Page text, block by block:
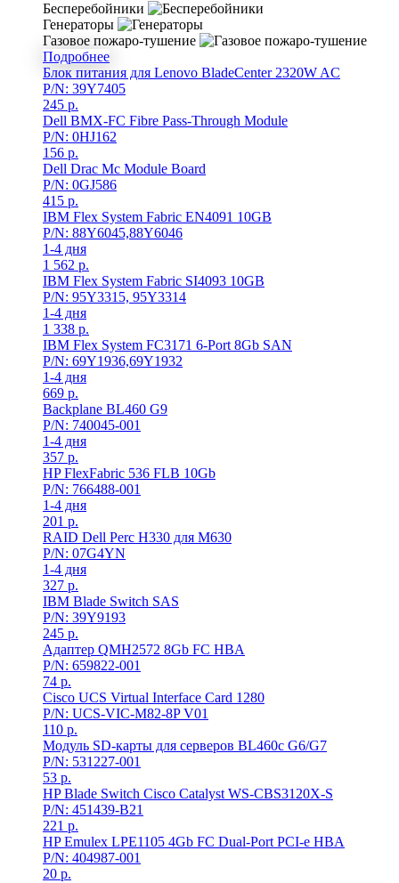
Бесперебойники
Генераторы
Газовое пожаро-тушение
Подробнее
Блок питания для Lenovo BladeCenter 2320W AC
P/N: 39Y7405
245 р.
Dell BMX-FC Fibre Pass-Through Module
P/N: 0HJ162
156 р.
Dell Drac Mc Module Board
P/N: 0GJ586
415 р.
IBM Flex System Fabric EN4091 10GB
P/N: 88Y6045,88Y6046
1-4 дня
1 562 р.
IBM Flex System Fabric SI4093 10GB
P/N: 95Y3315, 95Y3314
1-4 дня
1 338 р.
IBM Flex System FC3171 6-Port 8Gb SAN
P/N: 69Y1936,69Y1932
1-4 дня
669 р.
Backplane BL460 G9
P/N: 740045-001
1-4 дня
357 р.
HP FlexFabric 536 FLB 10Gb
P/N: 766488-001
1-4 дня
201 р.
RAID Dell Perc H330 для M630
P/N: 07G4YN
1-4 дня
327 р.
IBM Blade Switch SAS
P/N: 39Y9193
245 р.
Адаптер QMH2572 8Gb FC HBA
P/N: 659822-001
74 р.
Cisco UCS Virtual Interface Card 1280
P/N: UCS-VIC-M82-8P V01
110 р.
Модуль SD-карты для серверов BL460c G6/G7
P/N: 531227-001
53 р.
HP Blade Switch Cisco Catalyst WS-CBS3120X-S
P/N: 451439-B21
221 р.
HP Emulex LPE1105 4Gb FC Dual-Port PCI-e HBA
P/N: 404987-001
20 р.